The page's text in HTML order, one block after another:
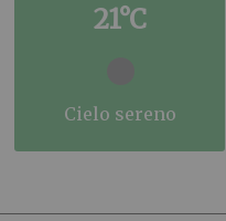
21°C
cielo sereno